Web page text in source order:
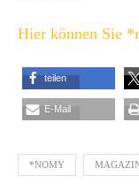
Hier können Sie
teilen
E-Mail
*NOMY